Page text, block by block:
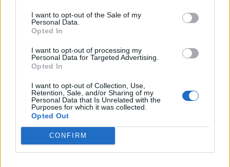
I want to opt-out of the Sale of my
Personal Data.
Opted In
I want to opt-out of processing my
Personal Data for Targeted Advertising.
Opted In
I want to opt-out of Collection, Use,
Retention, Sale, and/or Sharing of my
Personal Data that Is Unrelated with the
Purposes for which it was collected.
Opted Out
CONFIRM